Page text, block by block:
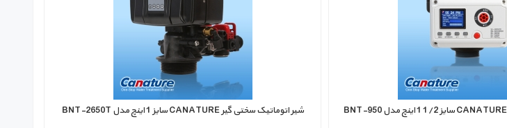
شیر اتوماتیک سختی گیر ‏CANATURE‏ سایز 1 اینچ مدل ‏BNT-2650T‎